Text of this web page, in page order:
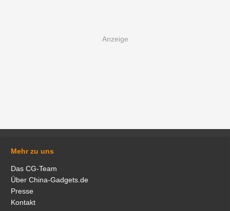
Mehr zu uns
Das CG-Team
Über China-Gadgets.de
Presse
Kontakt